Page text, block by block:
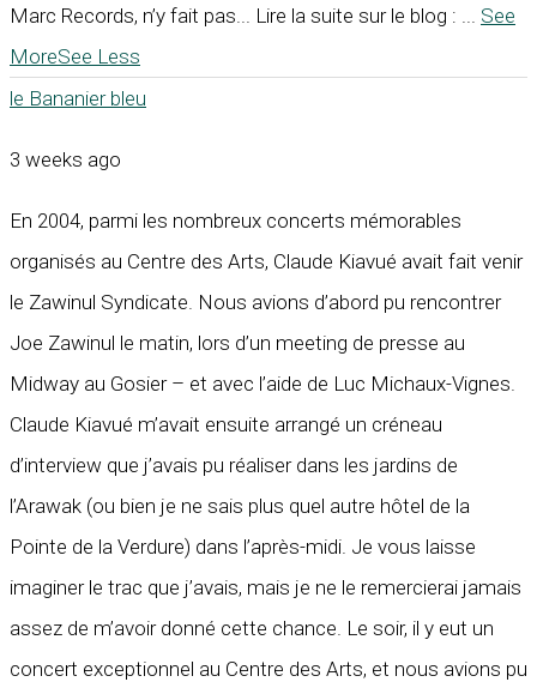
Marc Records, n’y fait pas... Lire la suite sur le blog : ... See
MoreSee Less
le Bananier bleu
3 weeks ago
En 2004, parmi les nombreux concerts mémorables
organisés au Centre des Arts, Claude Kiavué avait fait venir
le Zawinul Syndicate. Nous avions d’abord pu rencontrer
Joe Zawinul le matin, lors d’un meeting de presse au
Midway au Gosier – et avec l’aide de Luc Michaux-Vignes.
Claude Kiavué m’avait ensuite arrangé un créneau
d’interview que j’avais pu réaliser dans les jardins de
l’Arawak (ou bien je ne sais plus quel autre hôtel de la
Pointe de la Verdure) dans l’après-midi. Je vous laisse
imaginer le trac que j’avais, mais je ne le remercierai jamais
assez de m’avoir donné cette chance. Le soir, il y eut un
concert exceptionnel au Centre des Arts, et nous avions pu